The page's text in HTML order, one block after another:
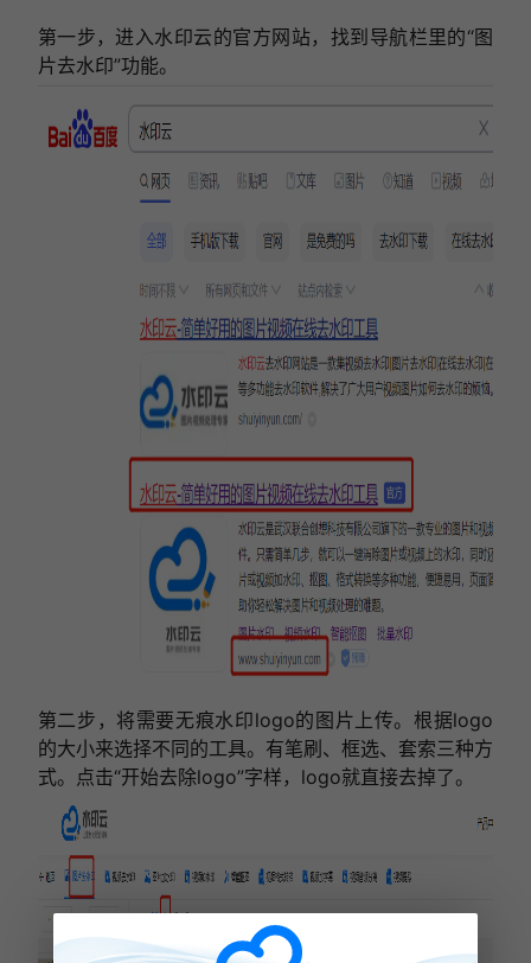
第一步，进入水印云的官方网站，找到导航栏里的“图
片去水印”功能。
第二步，将需要无痕水印logo的图片上传。根据logo
的大小来选择不同的工具。有笔刷、框选、套索三种方
式。点击“开始去除logo”字样，logo就直接去掉了。